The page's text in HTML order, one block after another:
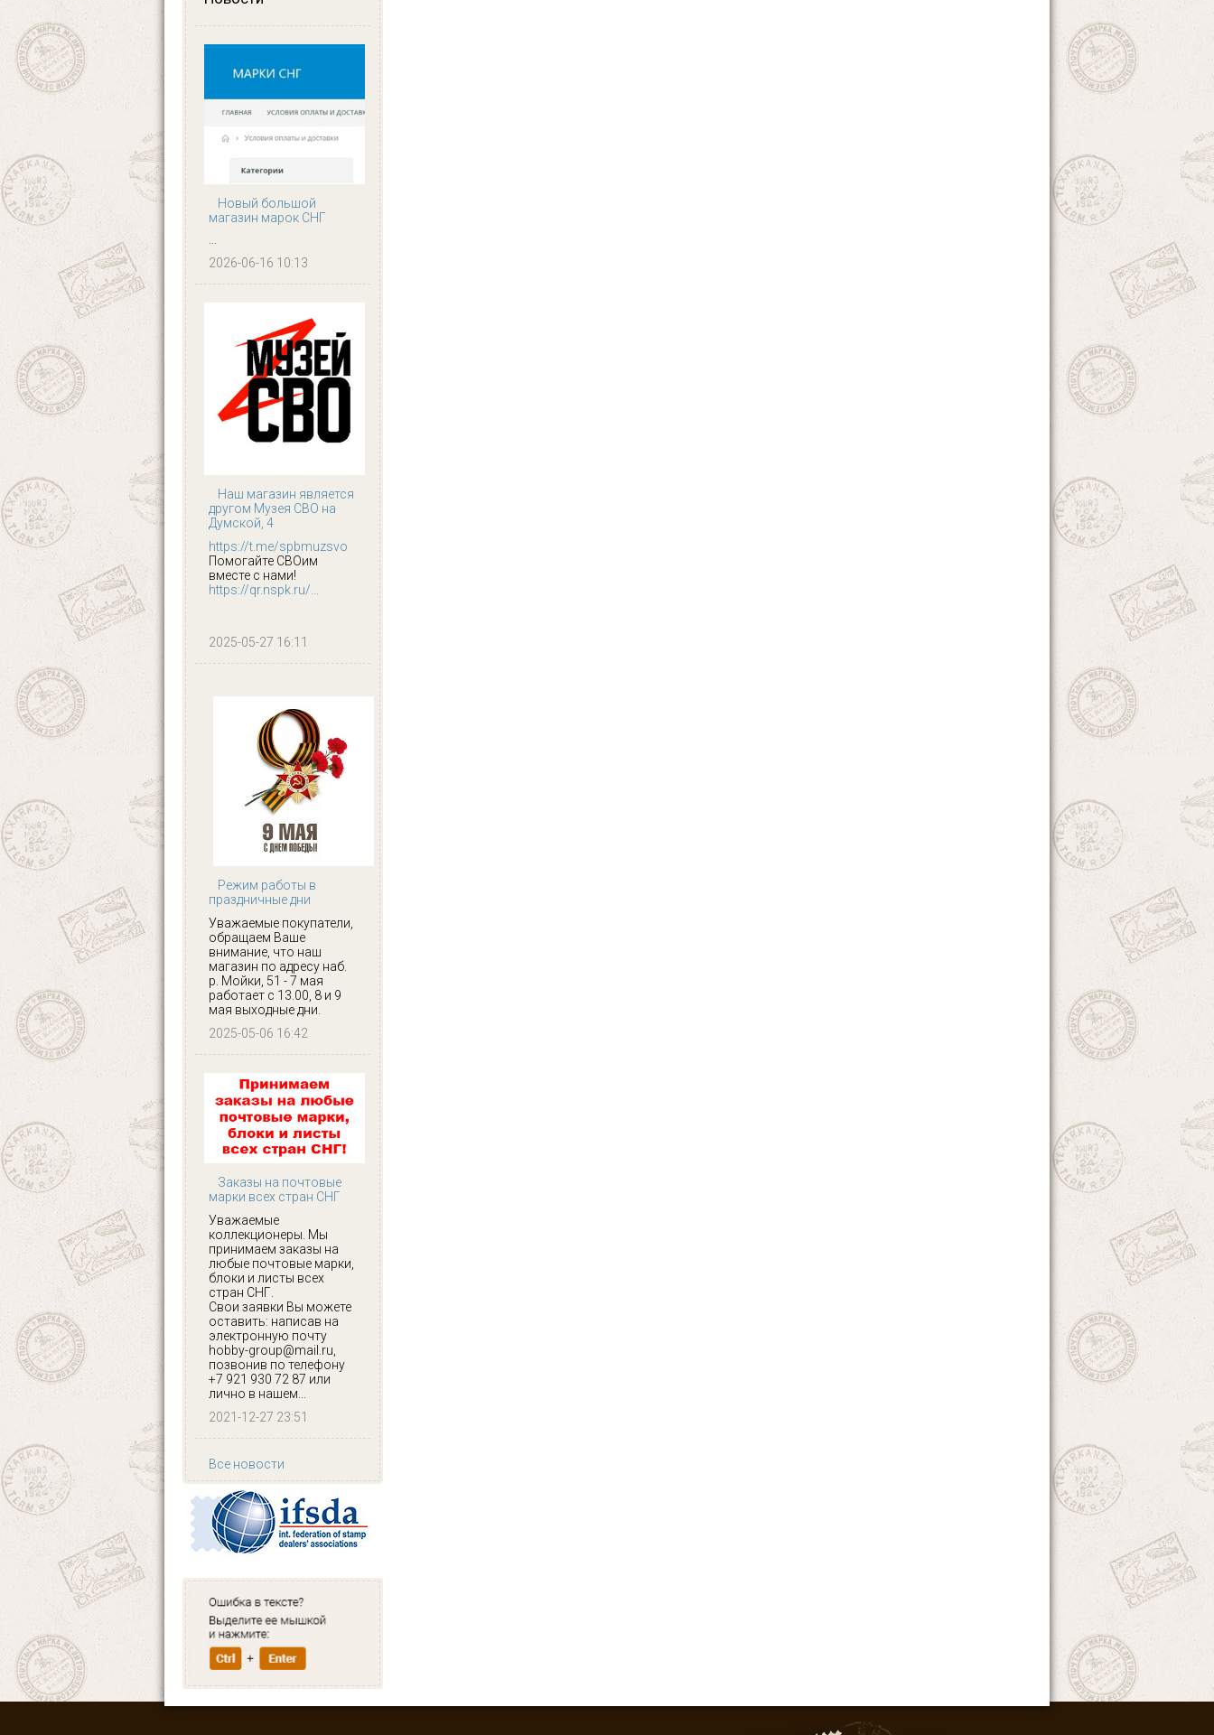
Новый большой
магазин марок СНГ
...
2026-06-16 10:13
Наш магазин является
другом Музея СВО на
Думской, 4
https://t.me/spbmuzsvo
Помогайте СВОим
вместе с нами!
https://qr.nspk.ru/...
2025-05-27 16:11
Режим работы в
праздничные дни
Уважаемые покупатели,
обращаем Ваше
внимание, что наш
магазин по адресу наб.
р. Мойки, 51 - 7 мая
работает с 13.00, 8 и 9
мая выходные дни.
2025-05-06 16:42
Заказы на почтовые
марки всех стран СНГ
Уважаемые
коллекционеры. Мы
принимаем заказы на
любые почтовые марки,
блоки и листы всех
стран СНГ.
Свои заявки Вы можете
оставить: написав на
электронную почту
hobby-group@mail.ru,
позвонив по телефону
+7 921 930 72 87 или
лично в нашем...
2021-12-27 23:51
Все новости